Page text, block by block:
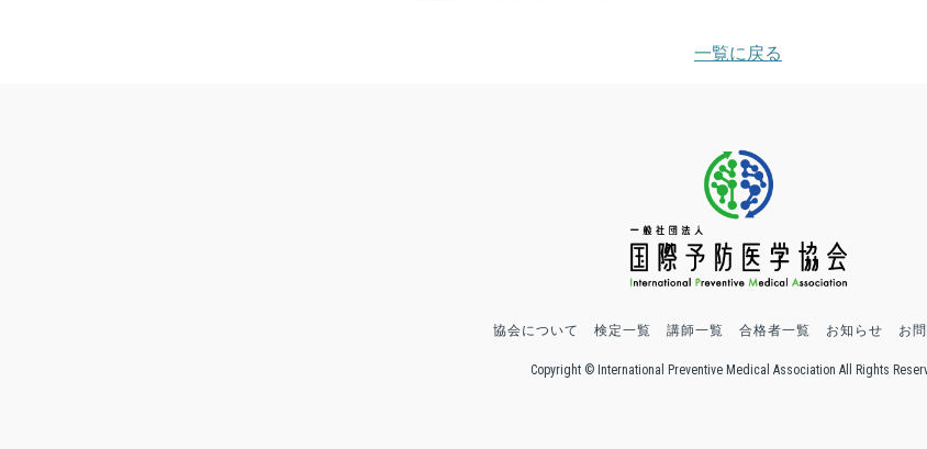
一覧に戻る
協会について 検定一覧 講師一覧 合格者一覧 お知らせ お
Copyright © International Preventive Medical Association All Rights